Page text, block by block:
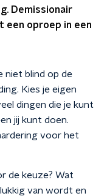
Demissionair
een oproep in een
niet blind op de
Kies je eigen
dingen die je kunt
jij kunt doen.
voor het
de keuze? Wat
van wordt en